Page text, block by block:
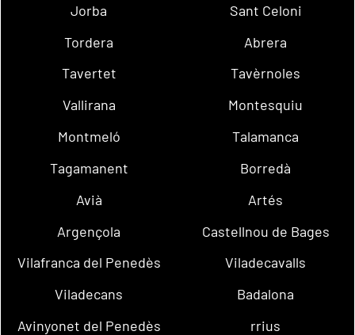
Jorba
Sant Celoni
Tordera
Abrera
Tavertet
Tavèrnoles
Vallirana
Montesquiu
Montmeló
Talamanca
Tagamanent
Borredà
Avià
Artés
Argençola
Castellnou de Bages
Vilafranca del Penedès
Viladecavalls
Viladecans
Badalona
Avinyonet del Penedès
rrius